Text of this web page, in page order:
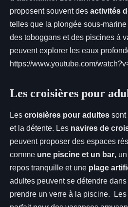
proposent souvent des activités
telles que la plongée sous-
des toboggans et des piscines à
peuvent explorer les eaux
https://www.youtube.com/
Les croisières pour
Les croisières pour adultes sont
et la détente. Les navires de
peuvent proposer des espaces
comme une piscine et un bar,
repos tranquille et une plage
adultes peuvent se détendre
prendre un verre à la piscine.